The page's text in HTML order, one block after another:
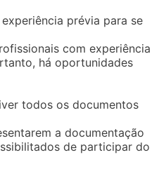
prévia para se
com experiência
há oportunidades
todos os documentos
a documentação
de participar do